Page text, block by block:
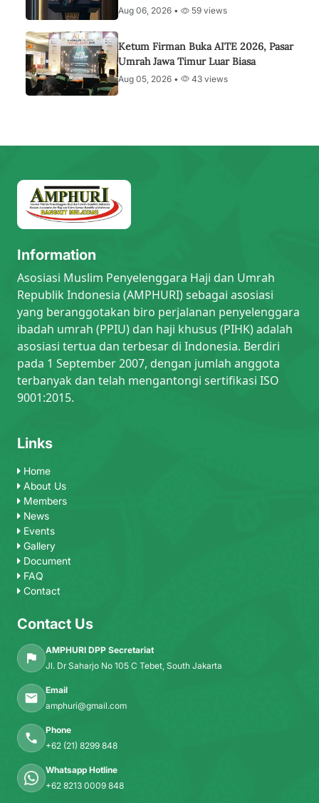
Aug 06, 2026 • 59 views
Ketum Firman Buka AITE 2026, Pasar
Umrah Jawa Timur Luar Biasa
Aug 05, 2026 • 43 views
Information
Asosiasi Muslim Penyelenggara Haji dan Umrah
Republik Indonesia (AMPHURI) sebagai asosiasi
yang beranggotakan biro perjalanan penyelenggara
ibadah umrah (PPIU) dan haji khusus (PIHK) adalah
asosiasi tertua dan terbesar di Indonesia. Berdiri
pada 1 September 2007, dengan jumlah anggota
terbanyak dan telah mengantongi sertifikasi ISO
9001:2015.
Links
Home
About Us
Members
News
Events
Gallery
Document
FAQ
Contact
Contact Us
AMPHURI DPP Secretariat
Jl. Dr Saharjo No 105 C Tebet, South Jakarta
Email
amphuri@gmail.com
Phone
+62 (21) 8299 848
Whatsapp Hotline
+62 8213 0009 848